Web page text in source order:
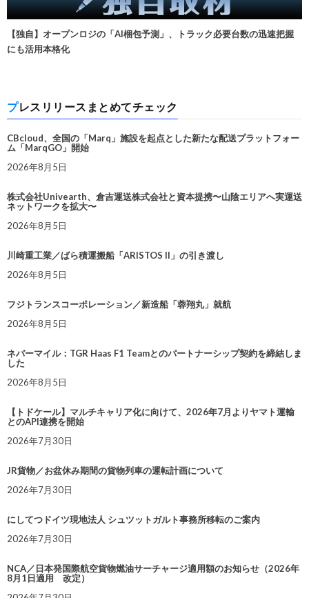
【独自】オープンロジの「AI梱包予測」、トラック必要台数の迅速把握
にも活用本格化
プレスリリースまとめてチェック
CBcloud、全国の「Marq」施設を起点とした新たな配送プラットフォー
ム「MarqGO」開始
2026年8月5日
株式会社Univearth、倉吉運送株式会社と資本提携〜山陰エリアへ実運送
ネットワークを拡大〜
2026年8月5日
川崎重工業／ばら積運搬船「ARISTOS II」の引き渡し
2026年8月5日
フジトランスコーポレーション／新造船「蓉翔丸」就航
2026年8月5日
ネバーマイル：TGR Haas F1 Teamとのパートナーシップ契約を締結しま
した
2026年8月5日
【トドケール】マルチキャリア化に向けて、2026年7月よりヤマト運輸
とのAPI連携を開始
2026年7月30日
JR貨物／お盆休み期間の貨物列車の運転計画について
2026年7月30日
にしてつドイツ現地法人 シュツットガルト事務所移転のご案内
2026年7月30日
NCA／日本発国際航空貨物燃油サーチャージ適用額のお知らせ（2026年
8月1日適用 改定）